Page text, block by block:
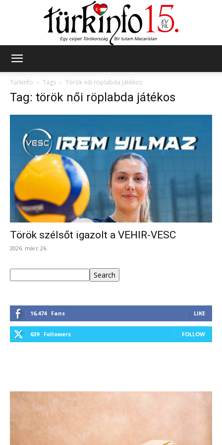
Türkinfo
Tags Török női röplabda játékos
Tag: török női röplabda játékos
Török szélsőt igazolt a VEHIR-VESC
2026. márc 26.
Search
16,474 Fans LIKE
639 Followers FOLLOW